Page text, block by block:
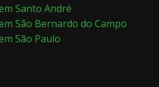
Santo André
São Bernardo do Campo
São Paulo